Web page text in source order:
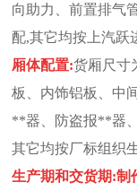
向助力、前置排气
配,其它均按上汽跃
厢体配置:货厢尺寸
板、内饰铝板、中
**器、防盗报**器
其它均按厂标组织
生产期和交货期:制